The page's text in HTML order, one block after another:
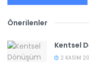
Önerilenler
Kentsel
2 KASIM